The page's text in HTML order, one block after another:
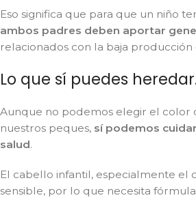
Eso significa que para que un niño
ambos padres deben aportar
relacionados con la baja producción
Lo que sí puedes
Aunque no podemos elegir el color
nuestros peques, sí podemos
salud.
El cabello infantil, especialmente el
sensible, por lo que necesita